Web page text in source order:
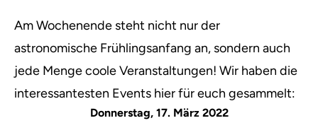
Am Wochenende steht nicht nur der
astronomische Frühlingsanfang an, sondern auch
jede Menge coole Veranstaltungen! Wir haben die
interessantesten Events hier für euch gesammelt:
Donnerstag, 17. März 2022